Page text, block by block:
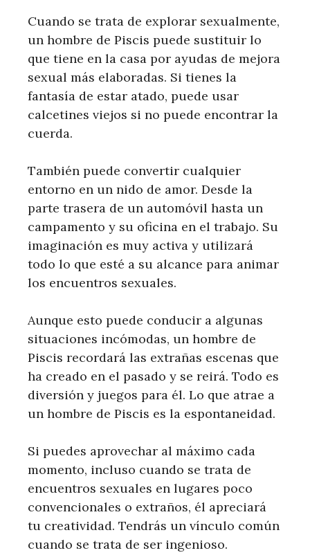
Cuando se trata de explorar sexualmente,
un hombre de Piscis puede sustituir lo
que tiene en la casa por ayudas de mejora
sexual más elaboradas. Si tienes la
fantasía de estar atado, puede usar
calcetines viejos si no puede encontrar la
cuerda.
También puede convertir cualquier
entorno en un nido de amor. Desde la
parte trasera de un automóvil hasta un
campamento y su oficina en el trabajo. Su
imaginación es muy activa y utilizará
todo lo que esté a su alcance para animar
los encuentros sexuales.
Aunque esto puede conducir a algunas
situaciones incómodas, un hombre de
Piscis recordará las extrañas escenas que
ha creado en el pasado y se reirá. Todo es
diversión y juegos para él. Lo que atrae a
un hombre de Piscis es la espontaneidad.
Si puedes aprovechar al máximo cada
momento, incluso cuando se trata de
encuentros sexuales en lugares poco
convencionales o extraños, él apreciará
tu creatividad. Tendrás un vínculo común
cuando se trata de ser ingenioso.